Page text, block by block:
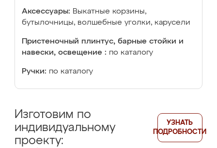
Аксессуары: Выкатные корзины,
бутылочницы, волшебные уголки, карусели
Пристеночный плинтус, барные стойки и
навески, освещение : по каталогу
Ручки: по каталогу
Изготовим по
индивидуальному
проекту:
УЗНАТЬ
ПОДРОБНОСТИ